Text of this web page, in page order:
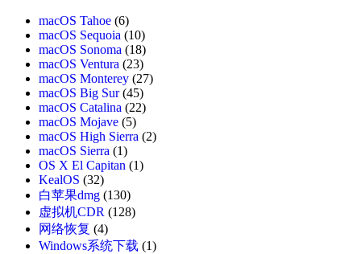
macOS Tahoe (6)
macOS Sequoia (10)
macOS Sonoma (18)
macOS Ventura (23)
macOS Monterey (27)
macOS Big Sur(45)
macOS Catalina (22)
macOS Mojave (5)
macOS High Sierra (2)
macOS Sierra (1)
OS X El Capitan (1)
KealOS (32)
白苹果dmg (130)
虚拟机CDR (128)
网络恢复 (4)
Windows系统下载 (1)